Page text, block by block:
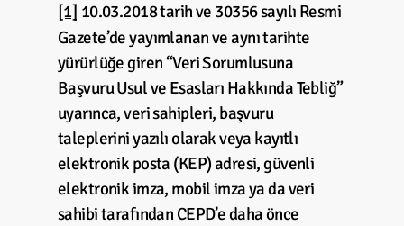
[1] 10.03.2018 tarih ve 30356 sayılı Resmi
Gazete’de yayımlanan ve aynı tarihte
yürürlüğe giren “Veri Sorumlusuna
Başvuru Usul ve Esasları Hakkında Tebliğ”
uyarınca, veri sahipleri, başvuru
taleplerini yazılı olarak veya kayıtlı
elektronik posta (KEP) adresi, güvenli
elektronik imza, mobil imza ya da veri
sahibi tarafından CEPD’e daha önce